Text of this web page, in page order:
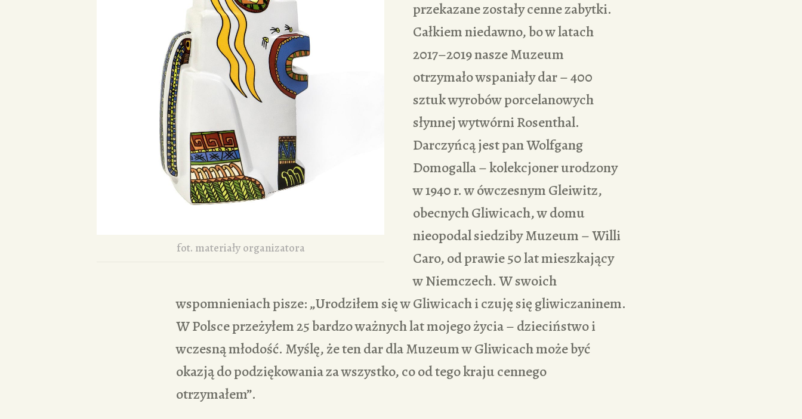
fot. materiały organizatora
przekazane zostały cenne zabytki.
Całkiem niedawno, bo w latach
2017–2019 nasze Muzeum
otrzymało wspaniały dar – 400
sztuk wyrobów porcelanowych
słynnej wytwórni Rosenthal.
Darczyńcą jest pan Wolfgang
Domogalla – kolekcjoner urodzony
w 1940 r. w ówczesnym Gleiwitz,
obecnych Gliwicach, w domu
nieopodal siedziby Muzeum – Willi
Caro, od prawie 50 lat mieszkający
w Niemczech. W swoich
wspomnieniach pisze: „Urodziłem się w Gliwicach i czuję się gliwiczaninem.
W Polsce przeżyłem 25 bardzo ważnych lat mojego życia – dzieciństwo i
wczesną młodość. Myślę, że ten dar dla Muzeum w Gliwicach może być
okazją do podziękowania za wszystko, co od tego kraju cennego
otrzymałem”.